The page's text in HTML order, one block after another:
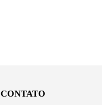
CONTATO